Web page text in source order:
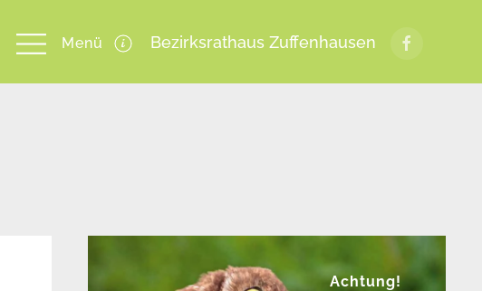
Menü Bezirksrathaus Zuffenhausen
Achtung!